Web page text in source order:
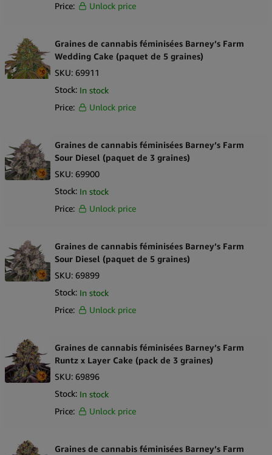
Price:
Unlock price
Graines de cannabis féminisées Barney’s Farm
Wedding Cake (paquet de 5 graines)
SKU: 69911
Stock: In stock
Price:
Unlock price
Graines de cannabis féminisées Barney’s Farm
Sour Diesel (paquet de 3 graines)
SKU: 69900
Stock: In stock
Price:
Unlock price
Graines de cannabis féminisées Barney’s Farm
Sour Diesel (paquet de 5 graines)
SKU: 69899
Stock: In stock
Price:
Unlock price
Graines de cannabis féminisées Barney’s Farm
Runtz x Layer Cake (pack de 3 graines)
SKU: 69896
Stock: In stock
Price:
Unlock price
Graines de cannabis féminisées Barney’s Farm